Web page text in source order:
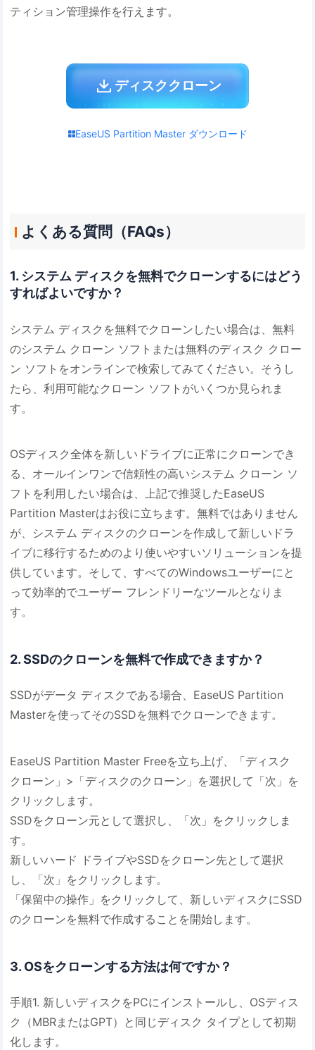
ティション管理操作を行えます。
ディスククローン
EaseUS Partition Master ダウンロード
よくある質問（FAQs）
1. システム ディスクを無料でクローンするにはどう
すればよいですか？
システム ディスクを無料でクローンしたい場合は、無料
のシステム クローン ソフトまたは無料のディスク クロー
ン ソフトをオンラインで検索してみてください。そうし
たら、利用可能なクローン ソフトがいくつか見られま
す。
OSディスク全体を新しいドライブに正常にクローンでき
る、オールインワンで信頼性の高いシステム クローン ソ
フトを利用したい場合は、上記で推奨したEaseUS
Partition Masterはお役に立ちます。無料ではありません
が、システム ディスクのクローンを作成して新しいドラ
イブに移行するためのより使いやすいソリューションを提
供しています。そして、すべてのWindowsユーザーにと
って効率的でユーザー フレンドリーなツールとなりま
す。
2. SSDのクローンを無料で作成できますか？
SSDがデータ ディスクである場合、EaseUS Partition
Masterを使ってそのSSDを無料でクローンできます。
EaseUS Partition Master Freeを立ち上げ、「ディスク
クローン」>「ディスクのクローン」を選択して「次」を
クリックします。
SSDをクローン元として選択し、「次」をクリックしま
す。
新しいハード ドライブやSSDをクローン先として選択
し、「次」をクリックします。
「保留中の操作」をクリックして、新しいディスクにSSD
のクローンを無料で作成することを開始します。
3. OSをクローンする方法は何ですか？
手順1. 新しいディスクをPCにインストールし、OSディス
ク（MBRまたはGPT）と同じディスク タイプとして初期
化します。